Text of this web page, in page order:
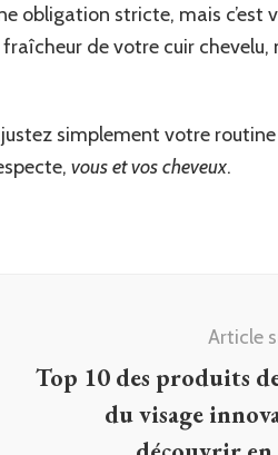
obligation stricte, mais c’est
de votre cuir chevelu,
simplement votre
vous et vos cheveux.
Article
Top 10 des produits
du visage